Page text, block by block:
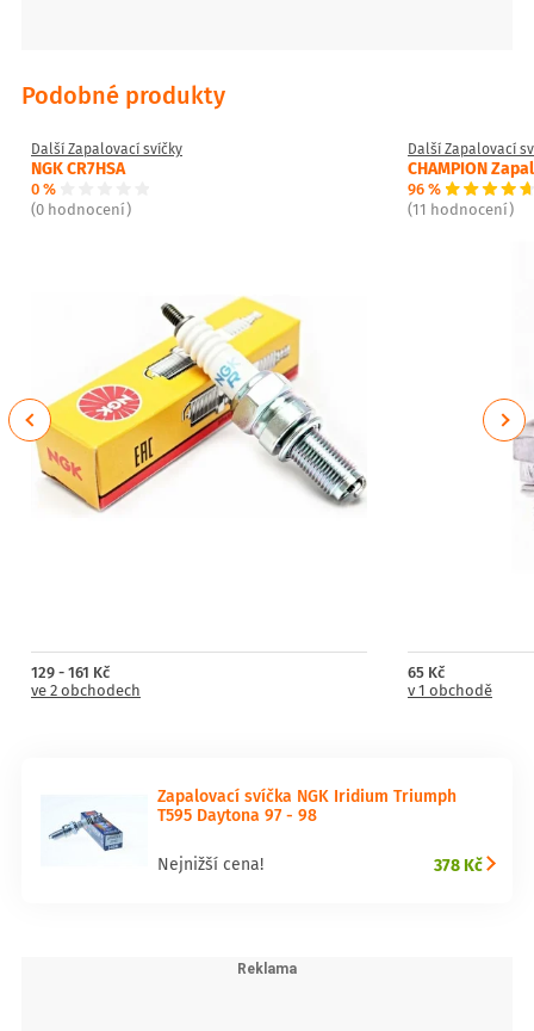
Podobné produkty
Další Zapalovací svíčky
NGK CR7HSA
0 %
(0 hodnocení)
129 - 161 Kč
ve 2 obchodech
Další Zapalovací
CHAMPION
96 %
(11 hodnocení)
65 Kč
v 1 obchodě
Previous Next
Zapalovací svíčka NGK Iridium Triumph
T595 Daytona 97 - 98
Nejnižší cena! 378 Kč